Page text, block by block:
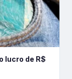
lucro de R$